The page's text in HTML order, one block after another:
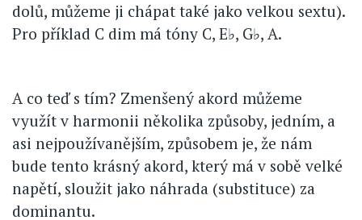
dolů, můžeme ji chápat také jako velkou sextu).
Pro příklad C dim má tóny C, E♭, G♭, A.
A co teď s tím? Zmenšený akord můžeme
využít v harmonii několika způsoby, jedním, a
asi nejpoužívanějším, způsobem je, že nám
bude tento krásný akord, který má v sobě velké
napětí, sloužit jako náhrada (substituce) za
dominantu.